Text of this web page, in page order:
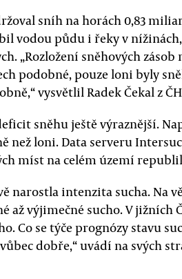
sníh na horách 0,83
vodou půdu i řeky v
„Rozložení sněhových zásob
podobné, pouze loni byly
vysvětlil Radek Čekal z
sněhu ještě výraznější.
než loni. Data serveru
míst na celém území
narostla intenzita sucha. Na
až výjimečné sucho. V jižních
Co se týče prognózy stavu
dobře,“ uvádí na svých